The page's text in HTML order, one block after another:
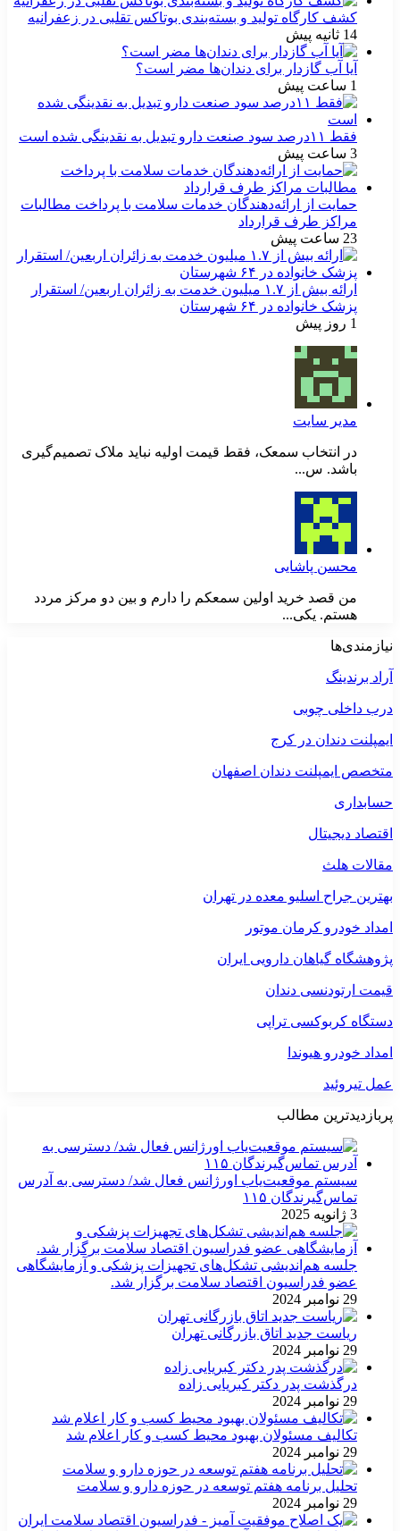
کشف کارگاه تولید و بسته‌بندی بوتاکس تقلبی در زعفرانیه
14 ثانیه پیش
آیا آب گازدار برای دندان‌ها مضر است؟
1 ساعت پیش
فقط ۱۱‌درصد سود صنعت دارو تبدیل به نقدینگی شده است
3 ساعت پیش
حمایت از ارائه‌دهندگان خدمات سلامت با پرداخت مطالبات
مراکز طرف قرارداد
23 ساعت پیش
ارائه بیش از ۱.۷ میلیون خدمت به زائران اربعین/ استقرار
پزشک خانواده در ۶۴ شهرستان
1 روز پیش
مدیر سایت
در انتخاب سمعک، فقط قیمت اولیه نباید ملاک تصمیم‌گیری
باشد. س...
محسن پاشایی
من قصد خرید اولین سمعکم را دارم و بین دو مرکز مردد
هستم. یکی...
نیازمندی‌ها
آراد برندینگ
درب داخلی چوبی
ایمپلنت دندان در کرج
متخصص ایمپلنت دندان اصفهان
حسابداری
اقتصاد دیجیتال
مقالات هلث
بهترین جراح اسلیو معده در تهران
امداد خودرو کرمان موتور
پژوهشگاه گیاهان دارویی ایران
قیمت ارتودنسی دندان
دستگاه کربوکسی تراپی
امداد خودرو هیوندا
عمل تیروئید
پربازدیدترین مطالب
سیستم موقعیت‌یاب اورژانس فعال شد/ دسترسی به آدرس
تماس‌گیرندگان ۱۱۵
3 ژانویه 2025
جلسه هم‌اندیشی تشکل‌های تجهیزات پزشکی و آزمایشگاهی
عضو فدراسیون اقتصاد سلامت برگزار شد.
29 نوامبر 2024
ریاست جدید اتاق بازرگانی تهران
29 نوامبر 2024
درگذشت پدر دکتر کبریایی زاده
29 نوامبر 2024
تکالیف مسئولان بهبود محیط کسب و کار اعلام شد
29 نوامبر 2024
تحلیل برنامه هفتم توسعه در حوزه دارو و سلامت
29 نوامبر 2024